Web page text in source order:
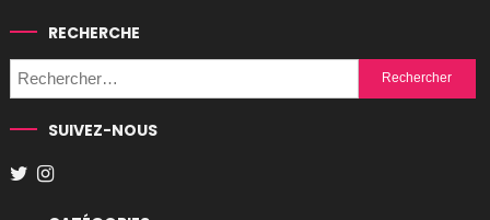
RECHERCHE
Rechercher :
SUIVEZ-NOUS